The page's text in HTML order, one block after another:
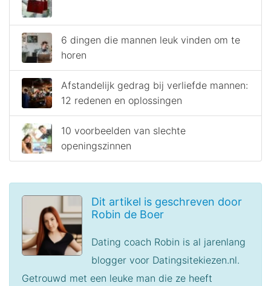
6 dingen die mannen leuk vinden om te
horen
Afstandelijk gedrag bij verliefde mannen:
12 redenen en oplossingen
10 voorbeelden van slechte
openingszinnen
Dit artikel is geschreven door
Robin de Boer
Dating coach Robin is al jarenlang
blogger voor Datingsitekiezen.nl.
Getrouwd met een leuke man die ze heeft